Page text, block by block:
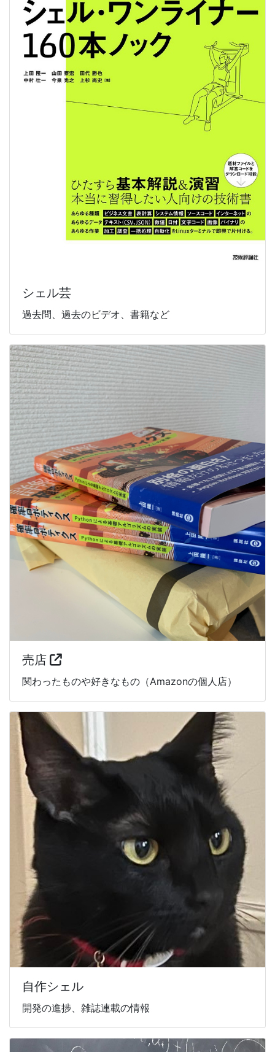
シェル芸
過去問、過去のビデオ、書籍など
売店
関わったものや好きなもの（Amazonの個人店）
自作シェル
開発の進捗、雑誌連載の情報